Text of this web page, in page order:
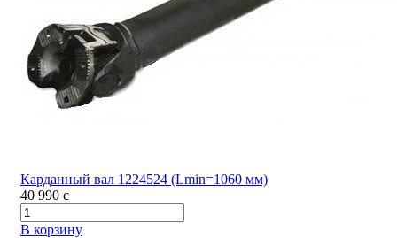
Карданный вал 1224524 (Lmin=1060 мм)
40 990 c
В корзину